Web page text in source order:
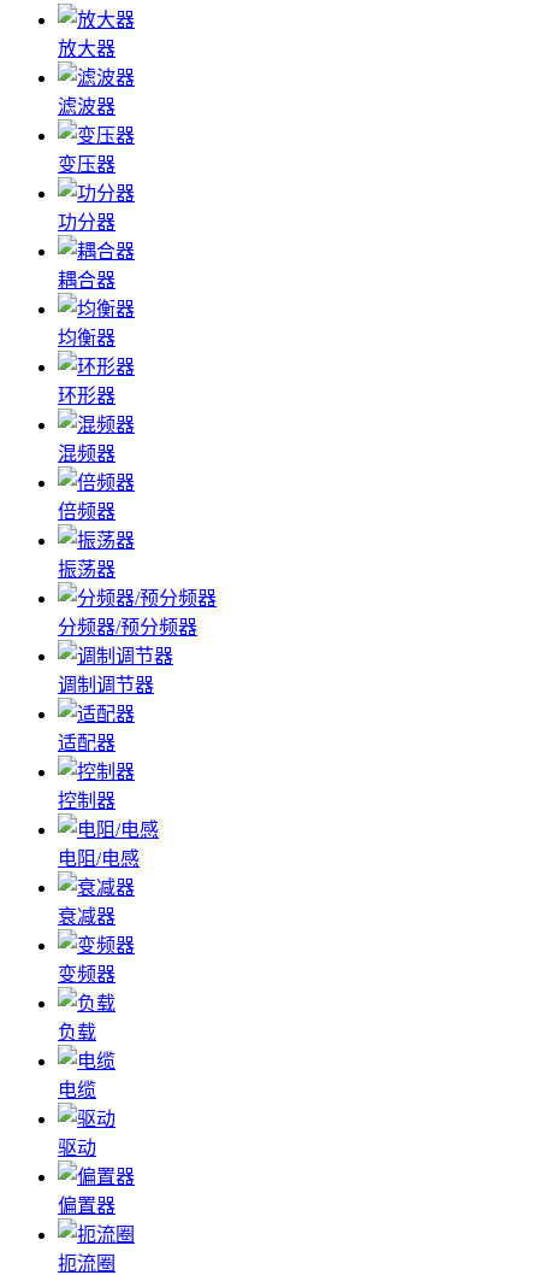
放大器
滤波器
变压器
功分器
耦合器
均衡器
环形器
混频器
倍频器
振荡器
分频器/预分频器
调制调节器
适配器
控制器
电阻/电感
衰减器
变频器
负载
电缆
驱动
偏置器
扼流圈